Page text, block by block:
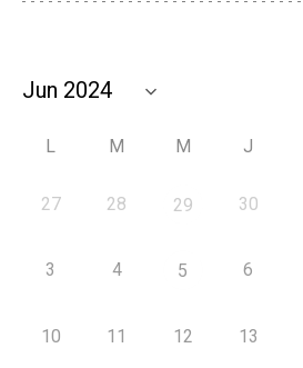
L M M J
27 28 29 30
3 4 5 6
10 11 12 13